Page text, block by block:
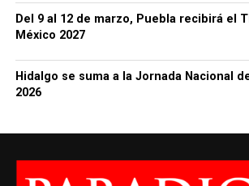
Del 9 al 12 de marzo, Puebla recibirá el
México 2027
Hidalgo se suma a la Jornada Nacional
2026